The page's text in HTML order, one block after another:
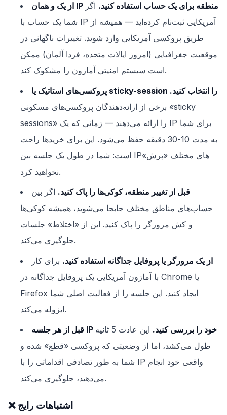
از یک و همان IP منطقه برای یک حساب استفاده کنید. اگر
شما یک حساب با IP آمریکایی ثبت‌نام کرده‌اید — همیشه از
طریق پروکسی آمریکایی وارد شوید. تغییرات ناگهانی در
موقعیت جغرافیایی (امروز ایالات متحده، فردا آلمان) ممکن
است سیستم امنیتی آمازون را مشکوک کند.
پروکسی‌های استاتیک یا sticky-session را انتخاب کنید.
برخی از ارائه‌دهندگان پروکسی‌های مسکونی «sticky
sessions» را ارائه می‌دهند — زمانی که یک IP برای شما
به مدت 10-30 دقیقه حفظ می‌شود. این برای خریدها راحت
است: شما در طول یک جلسه بین IPهای مختلف «پرش»
نخواهید کرد.
قبل از تغییر منطقه، کوکی‌ها را پاک کنید. اگر بین
حساب‌های مناطق مختلف جابجا می‌شوید، همیشه کوکی‌ها
و کش مرورگر را پاک کنید. این از «اختلاط» جلسات
جلوگیری می‌کند.
از یک مرورگر یا پروفایل جداگانه استفاده کنید. برای کار
با آمازون آمریکایی یک پروفایل جداگانه در Chrome یا
Firefox ایجاد کنید. این جلسه را از فعالیت اصلی شما
ایزوله می‌کند.
قبل از هر جلسه IP خود را بررسی کنید.
این عادت 5 ثانیه
طول می‌کشد، اما از وضعیتی که پروکسی «قطع» شده و
شما به طور تصادفی اقداماتی را با IP واقعی خود انجام
می‌دهید، جلوگیری می‌کند.
❌ اشتباهات رایج